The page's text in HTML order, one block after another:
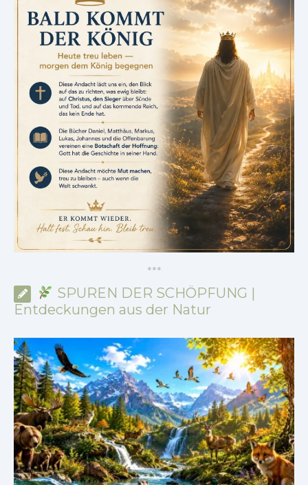
***
SPUREN DER SCHÖPFUNG |
Entdeckungen aus der Natur